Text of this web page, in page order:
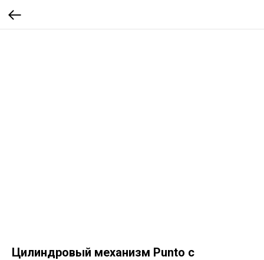
Цилиндровый механизм Punto с